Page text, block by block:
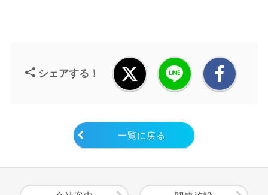
シェアする！
一覧に戻る